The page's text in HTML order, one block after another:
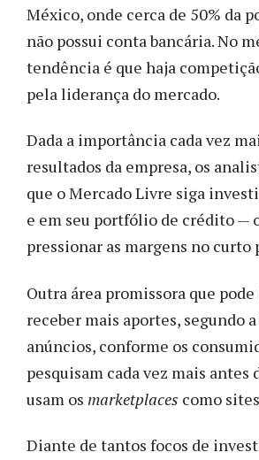
México, onde cerca de 50% da
não possui conta bancária. No
tendência é que haja
pela liderança do mercado.
Dada a importância cada vez
resultados da empresa, os
que o Mercado Livre siga
e em seu portfólio de crédito —
pressionar as margens no curto
Outra área promissora que pode
receber mais aportes, segundo a
anúncios, conforme os
pesquisam cada vez mais antes
usam os marketplaces como
Diante de tantos focos de